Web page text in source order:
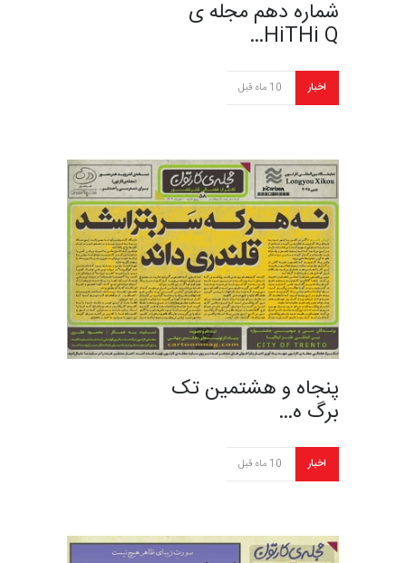
شماره دهم مجله ی
HiTHi Q…
اخبار 10 ماه قبل
پنجاه‌ و هشتمین تک
برگ ه…
اخبار 10 ماه قبل